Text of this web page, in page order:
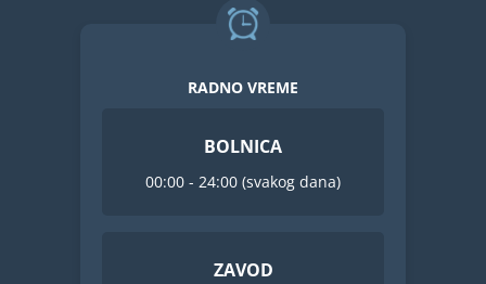
RADNO VREME
BOLNICA
00:00 - 24:00 (svakog dana)
ZAVOD